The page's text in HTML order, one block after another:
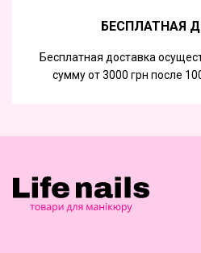
БЕСПЛАТНАЯ
Бесплатная доставка
сумму от 3000 грн после